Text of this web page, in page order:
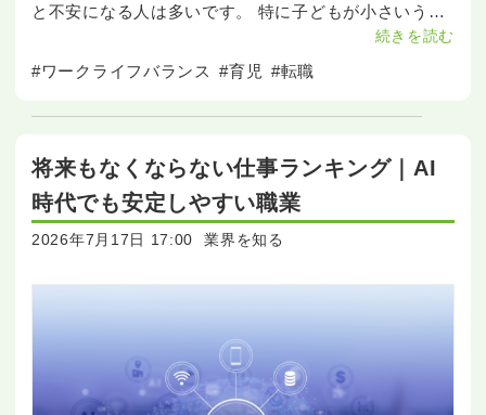
と不安になる人は多いです。 特に子どもが小さいうち
は、勤務時間や通勤距離、職場の理解によって働きや
すさが大きく変わりますよね。 職種だけで選んでしま
うと、入
#ワークライフバランス #育児 #転職
続きを読む
将来もなくならない仕事ランキング｜AI
時代でも安定しやすい職業
2026年7月17日 17:00 業界を知る